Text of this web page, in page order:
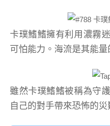
卡璞鰭鰭擁有利用濃霧
可怕能力。海流是其能量
雖然卡璞鰭鰭被稱為守
自己的對手帶來恐怖的災